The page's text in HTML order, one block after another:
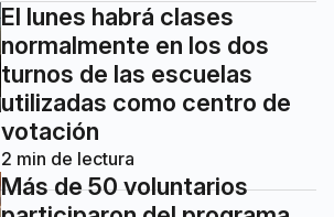
El lunes habrá clases
normalmente en los dos
turnos de las escuelas
utilizadas como centro de
votación
2 min de lectura
Más de 50 voluntarios